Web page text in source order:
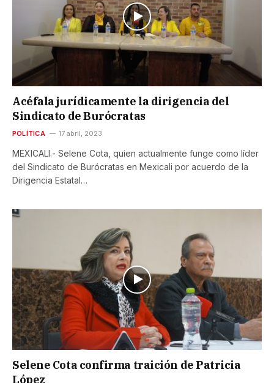
Acéfala jurídicamente la dirigencia del
Sindicato de Burócratas
POLÍTICA 17 abril, 2023
MEXICALI.- Selene Cota, quien actualmente funge como líder
del Sindicato de Burócratas en Mexicali por acuerdo de la
Dirigencia Estatal…
Selene Cota confirma traición de Patricia
López